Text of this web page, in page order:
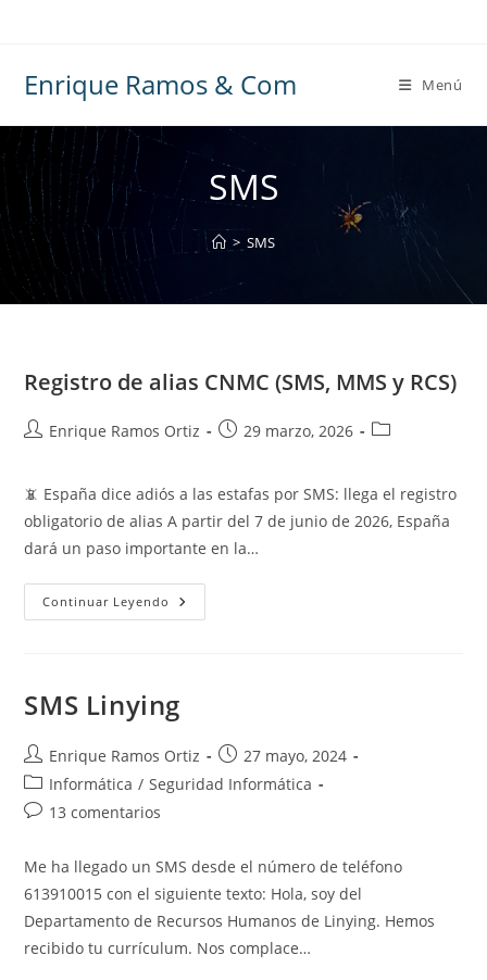
Enrique Ramos & Com Menú
SMS
> SMS
Registro de alias CNMC (SMS, MMS y RCS)
Autor
entrada:
Enrique Ramos Ortiz
Publicación
entrada:
29 marzo, 2026
Categoría
entrada:
📵 España dice adiós a las estafas por SMS: llega el registro
obligatorio de alias A partir del 7 de junio de 2026, España
dará un paso importante en la…
Continuar Leyendo Registro
De
RCS)
SMS Linying
Autor
de
la
entrada:
Enrique Ramos Ortiz
Publicación
de
27 mayo, 2024
Categoría
de
Informática / Seguridad Informática
Comentarios
la
entrada:
13 comentarios
Me ha llegado un SMS desde el número de teléfono
613910015 con el siguiente texto: Hola, soy del
Departamento de Recursos Humanos de Linying. Hemos
recibido tu currículum. Nos complace…